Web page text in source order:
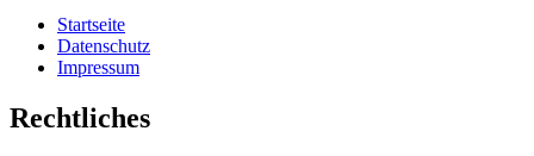
Startseite
Datenschutz
Impressum
Rechtliches